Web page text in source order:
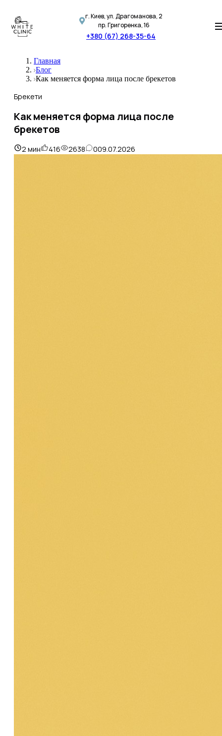
г. Киев, ул. Драгоманова, 2
пр. Григоренка, 16
+380 (67) 268-35-64
Главная
Блог
Как меняется форма лица после брекетов
Брекети
Как меняется форма лица после
брекетов
2 мин 416 2638 009.07.2026